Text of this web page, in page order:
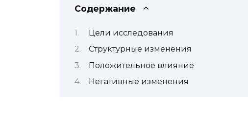
Содержание
Цели исследования
Структурные изменения
Положительное влияние
Негативные изменения